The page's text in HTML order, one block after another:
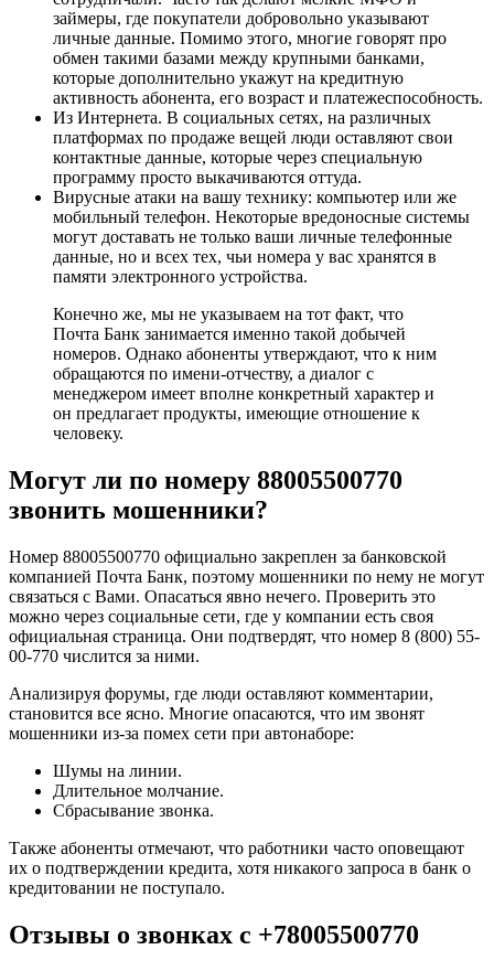
займеры, где покупатели добровольно указывают
личные данные. Помимо этого, многие говорят про
обмен такими базами между крупными банками,
которые дополнительно укажут на кредитную
активность абонента, его возраст и платежеспособность.
Из Интернета. В социальных сетях, на различных
платформах по продаже вещей люди оставляют свои
контактные данные, которые через специальную
программу просто выкачиваются оттуда.
Вирусные атаки на вашу технику: компьютер или же
мобильный телефон. Некоторые вредоносные системы
могут доставать не только ваши личные телефонные
данные, но и всех тех, чьи номера у вас хранятся в
памяти электронного устройства.
Конечно же, мы не указываем на тот факт, что
Почта Банк занимается именно такой добычей
номеров. Однако абоненты утверждают, что к ним
обращаются по имени-отчеству, а диалог с
менеджером имеет вполне конкретный характер и
он предлагает продукты, имеющие отношение к
человеку.
Могут ли по номеру 88005500770
звонить мошенники?
Номер 88005500770 официально закреплен за банковской
компанией Почта Банк, поэтому мошенники по нему не могут
связаться с Вами. Опасаться явно нечего. Проверить это
можно через социальные сети, где у компании есть своя
официальная страница. Они подтвердят, что номер 8 (800) 55-
00-770 числится за ними.
Анализируя форумы, где люди оставляют комментарии,
становится все ясно. Многие опасаются, что им звонят
мошенники из-за помех сети при автонаборе:
Шумы на линии.
Длительное молчание.
Сбрасывание звонка.
Также абоненты отмечают, что работники часто оповещают
их о подтверждении кредита, хотя никакого запроса в банк о
кредитовании не поступало.
Отзывы о звонках с +78005500770